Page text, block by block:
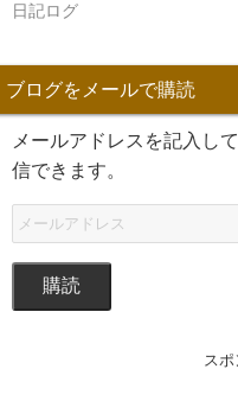
日記ログ
ブログをメールで購読
メールアドレスを記入し
信できます。
購読
ス